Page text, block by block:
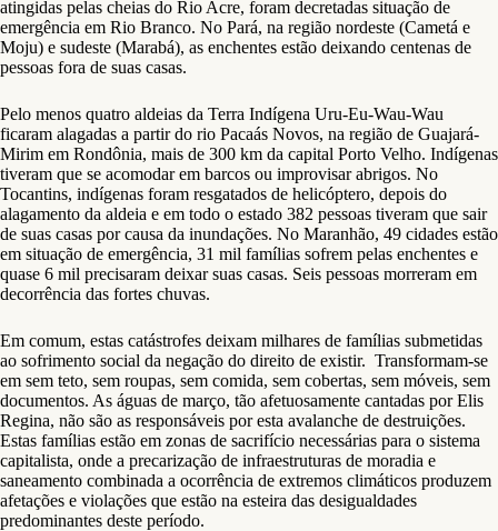
atingidas pelas cheias do Rio Acre, foram decretadas situação de
emergência em Rio Branco. No Pará, na região nordeste (Cametá e
Moju) e sudeste (Marabá), as enchentes estão deixando centenas de
pessoas fora de suas casas.
Pelo menos quatro aldeias da Terra Indígena Uru-Eu-Wau-Wau
ficaram alagadas a partir do rio Pacaás Novos, na região de Guajará-
Mirim em Rondônia, mais de 300 km da capital Porto Velho. Indígenas
tiveram que se acomodar em barcos ou improvisar abrigos. No
Tocantins, indígenas foram resgatados de helicóptero, depois do
alagamento da aldeia e em todo o estado 382 pessoas tiveram que sair
de suas casas por causa da inundações. No Maranhão, 49 cidades estão
em situação de emergência, 31 mil famílias sofrem pelas enchentes e
quase 6 mil precisaram deixar suas casas. Seis pessoas morreram em
decorrência das fortes chuvas.
Em comum, estas catástrofes deixam milhares de famílias submetidas
ao sofrimento social da negação do direito de existir. Transformam-se
em sem teto, sem roupas, sem comida, sem cobertas, sem móveis, sem
documentos. As águas de março, tão afetuosamente cantadas por Elis
Regina, não são as responsáveis por esta avalanche de destruições.
Estas famílias estão em zonas de sacrifício necessárias para o sistema
capitalista, onde a precarização de infraestruturas de moradia e
saneamento combinada a ocorrência de extremos climáticos produzem
afetações e violações que estão na esteira das desigualdades
predominantes deste período.